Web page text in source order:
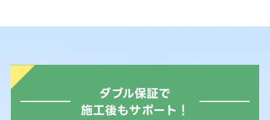
ダブル保証で
施工後もサポート！